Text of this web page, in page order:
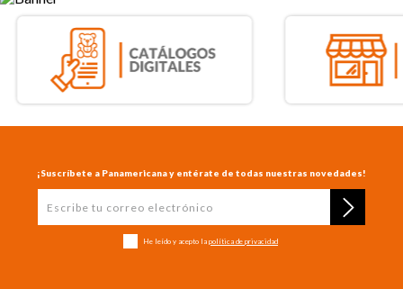
¡Suscríbete a Panamericana y entérate de todas nuestras novedades!
He leído y acepto la política de privacidad